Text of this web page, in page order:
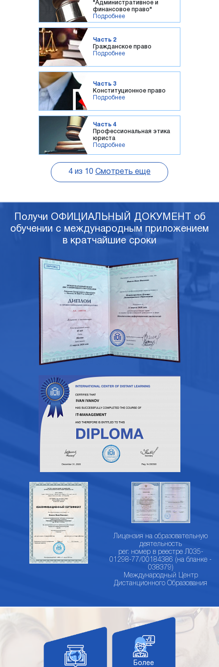
"Административное и
финансовое право"
Подробнее
Часть 2
Гражданское право
Подробнее
Часть 3
Конституционное право
Подробнее
Часть 4
Профессиональная этика
юриста
Подробнее
4 из 10 Смотреть еще
Получи ОФИЦИАЛЬНЫЙ ДОКУМЕНТ об
обучении с международным приложением
в кратчайшие сроки
Лицензия на образовательную
деятельность
рег. номер в реестре Л035-
01298-77/00184386 (на бланке -
038379)
Международный Центр
Дистанционного Образования
Более